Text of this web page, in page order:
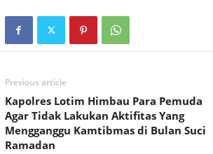
Previous article
Kapolres Lotim Himbau Para Pemuda
Agar Tidak Lakukan Aktifitas Yang
Mengganggu Kamtibmas di Bulan Suci
Ramadan